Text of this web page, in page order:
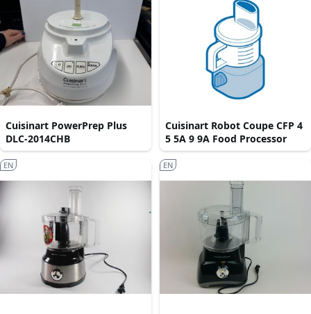
Cuisinart PowerPrep Plus
DLC-2014CHB
Cuisinart Robot Coupe CFP 4
5 5A 9 9A Food Processor
EN EN